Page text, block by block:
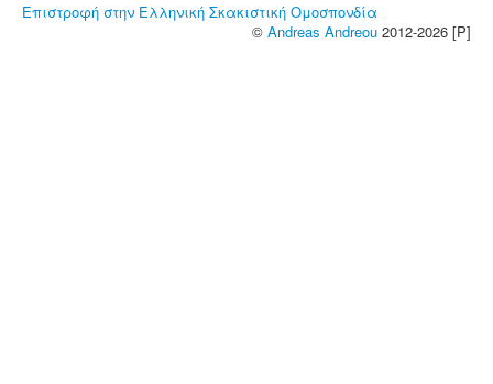
Επιστροφή στην Ελληνική Σκακιστική Ομοσπονδία
© Andreas Andreou 2012-2026 [P]